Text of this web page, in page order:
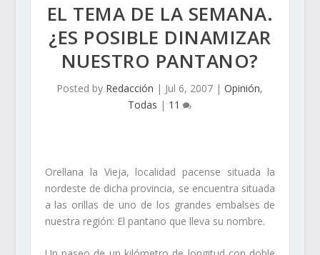
EL TEMA DE LA SEMANA.
¿ES POSIBLE DINAMIZAR
NUESTRO PANTANO?
Posted by Redacción | Jul 6, 2007 |Opinión,
Todas | 11
Orellana la Vieja, localidad pacense situada la
nordeste de dicha provincia, se encuentra situada
a las orillas de uno de los grandes embalses de
nuestra región: El pantano que lleva su nombre.